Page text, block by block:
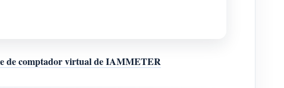
de comptador virtual de IAMMETER